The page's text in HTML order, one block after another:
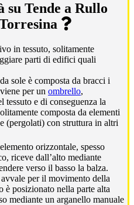
su Tende a Rullo
in tessuto, solitamente
parti di edifici quali
sole è composta da bracci i
per un ombrello,
tessuto e di conseguenza la
composta da elementi
(pergolati) con struttura in altri
orizzontale, spesso
riceve dall’alto mediante
verso il basso la balza.
per il movimento della
è posizionato nella parte alta
mediante un arganello manuale